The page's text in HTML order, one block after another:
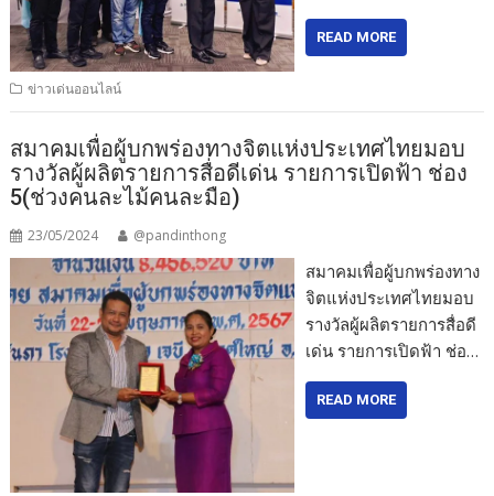
READ MORE
ข่าวเด่นออนไลน์
สมาคมเพื่อผู้บกพร่องทางจิตแห่งประเทศไทยมอบ
รางวัลผู้ผลิตรายการสื่อดีเด่น รายการเปิดฟ้า ช่อง
5(ช่วงคนละไม้คนละมือ)
23/05/2024 @pandinthong
สมาคมเพื่อผู้บกพร่องทาง
จิตแห่งประเทศไทยมอบ
รางวัลผู้ผลิตรายการสื่อดี
เด่น รายการเปิดฟ้า ช่อ…
READ MORE